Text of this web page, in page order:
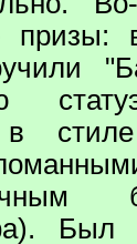
призы:
в
Был